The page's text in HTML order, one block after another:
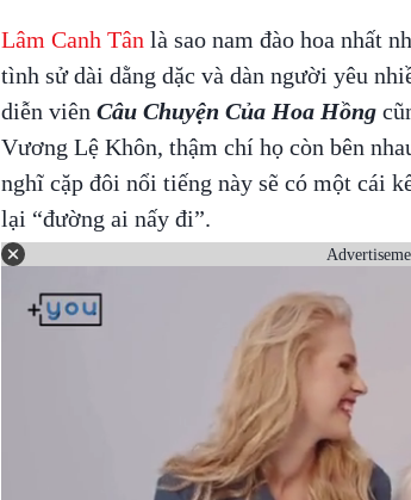
Lâm Canh Tân là sao nam đào hoa nhất
tình sử dài dằng dặc và dàn người yêu
diễn viên Câu Chuyện Của Hoa Hồng
Vương Lệ Khôn, thậm chí họ còn bên
nghĩ cặp đôi nổi tiếng này sẽ có một cái
lại “đường ai nấy đi”.